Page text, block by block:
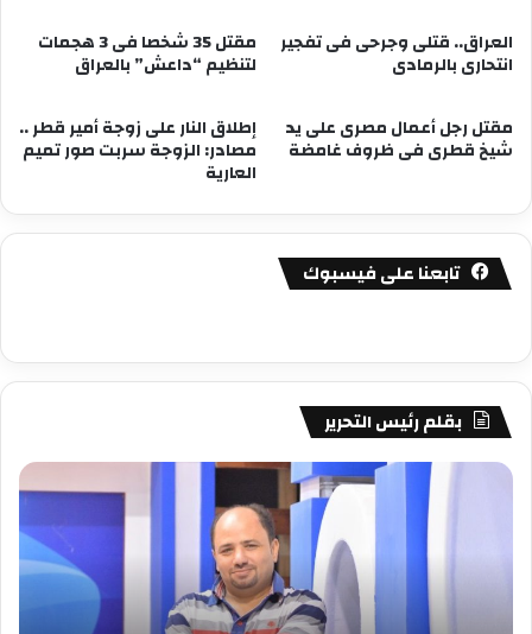
العراق.. قتلى وجرحى فى تفجير
انتحارى بالرمادى
مقتل 35 شخصا فى 3 هجمات
لتنظيم “داعش” بالعراق
مقتل رجل أعمال مصرى على يد
شيخ قطرى فى ظروف غامضة
إطلاق النار على زوجة أمير قطر ..
مصادر: الزوجة سربت صور تميم
العارية
تابعنا على فيسبوك
بقلم رئيس التحرير
مصطفى
….